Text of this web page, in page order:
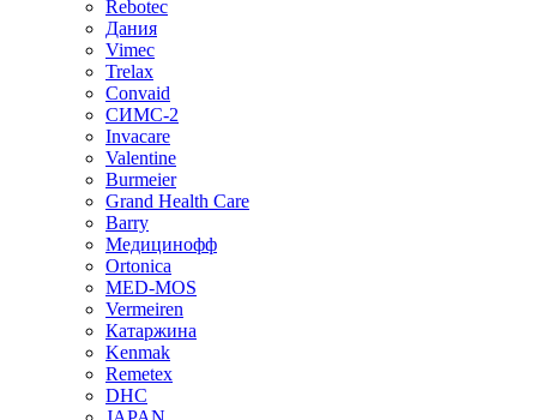
Rebotec
Дания
Vimec
Trelax
Convaid
СИМС-2
Invacare
Valentine
Burmeier
Grand Health Care
Barry
Медицинофф
Ortonica
MED-MOS
Vermeiren
Катаржина
Kenmak
Remetex
DHC